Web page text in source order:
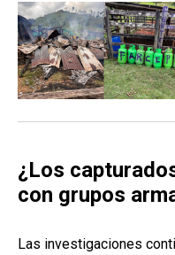
¿Los
con grupos
Las investigaciones